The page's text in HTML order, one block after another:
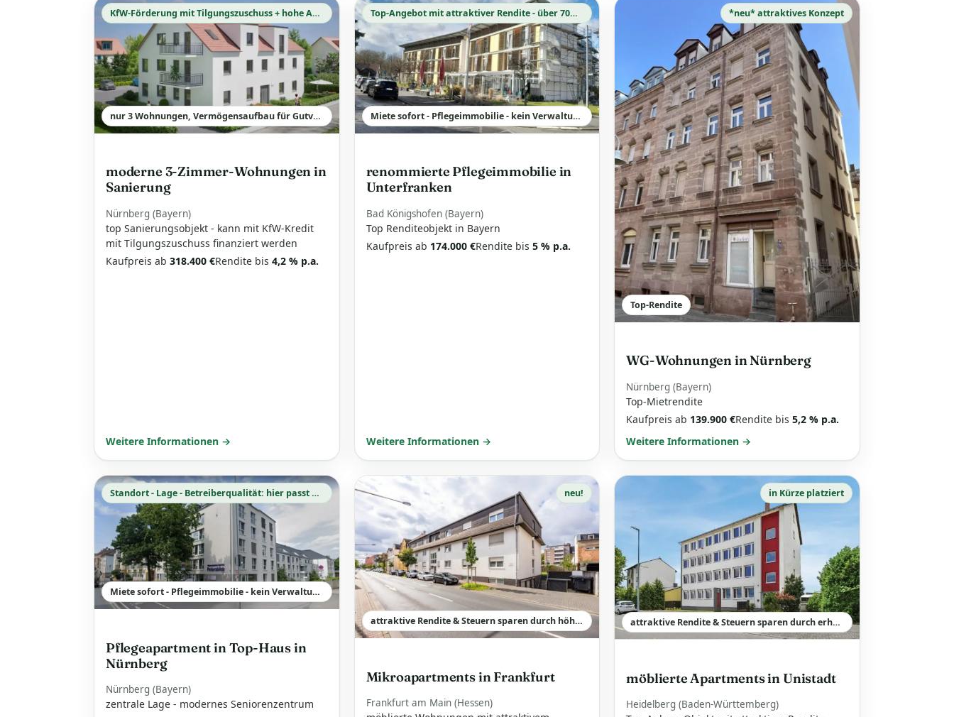
KfW-Förderung mit Tilgungszuschuss + hohe Abschreibung
nur 3 Wohnungen, Vermögensaufbau für Gutverdiener leicht gemacht
moderne 3-Zimmer-Wohnungen in
Sanierung
Nürnberg (Bayern)
top Sanierungsobjekt - kann mit KfW-Kredit
mit Tilgungszuschuss finanziert werden
Kaufpreis ab 318.400 €Rendite bis 4,2 % p.a.
Weitere Informationen →
Top-Angebot mit attraktiver Rendite - über 70% schon verkauft
Miete sofort - Pflegeimmobilie - kein Verwaltungsaufwand
renommierte Pflegeimmobilie in
Unterfranken
Bad Königshofen (Bayern)
Top Renditeobjekt in Bayern
Kaufpreis ab 174.000 €Rendite bis 5 % p.a.
Weitere Informationen →
*neu* attraktives Konzept
Top-Rendite
WG-Wohnungen in Nürnberg
Nürnberg (Bayern)
Top-Mietrendite
Kaufpreis ab 139.900 €Rendite bis5,2 % p.a.
Weitere Informationen →
Standort - Lage - Betreiberqualität: hier passt alles!
Miete sofort - Pflegeimmobilie - kein Verwaltungsaufwand
Pflegeapartment in Top-Haus in
Nürnberg
Nürnberg (Bayern)
zentrale Lage - modernes Seniorenzentrum
neu!
attraktive Rendite & Steuern sparen durch höhere AfA
Mikroapartments in Frankfurt
Frankfurt am Main (Hessen)
in Kürze platziert
attraktive Rendite & Steuern sparen durch erhöhte AfA
möblierte Apartments in Unistadt
Heidelberg (Baden-Württemberg)